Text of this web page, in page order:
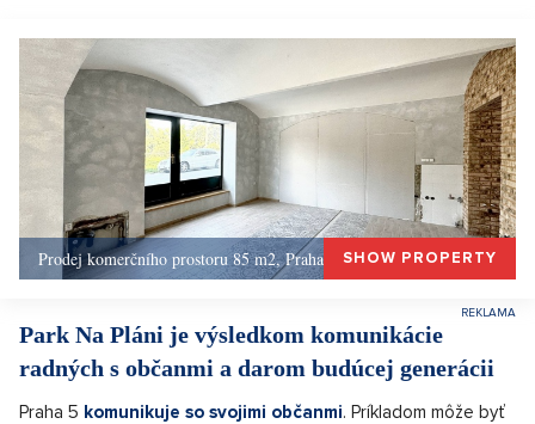
Prodej komerčního prostoru 85 m2, Praha 1, Praha 1SHOW PROPERTY
Park Na Pláni je výsledkom komunikácie
radných s občanmi a darom budúcej generácii
Praha 5 komunikuje so svojimi občanmi. Príkladom môže byť